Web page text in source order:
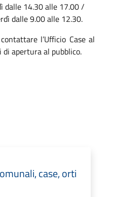
dalle 14.30 alle 17.00 /
dalle 9.00 alle 12.30.
l’Ufficio Case al
di apertura al pubblico.
case, orti